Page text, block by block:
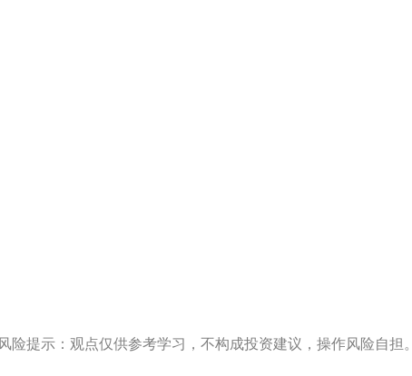
风险提示：观点仅供参考学习，不构成投资建议，操作风险自担。